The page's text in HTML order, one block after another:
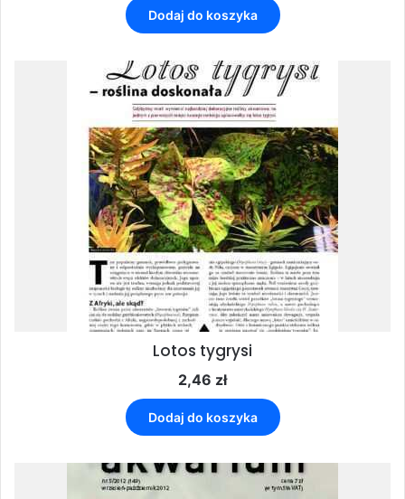
Dodaj do koszyka
Lotos tygrysi
2,46 zł
Dodaj do koszyka